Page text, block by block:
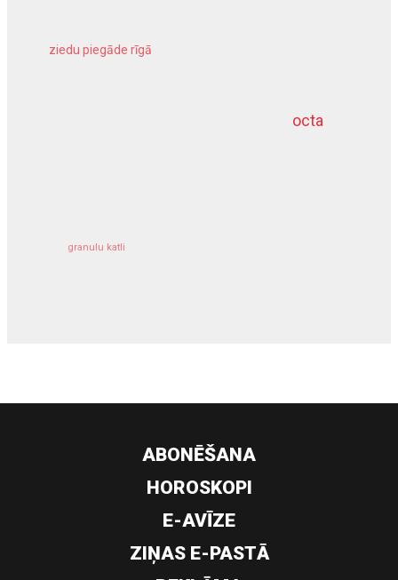
octa
ziedu piegāde rīgā
granulu katli
dziļurbums
ABONĒŠANA
HOROSKOPI
E-AVĪZE
ZIŅAS E-PASTĀ